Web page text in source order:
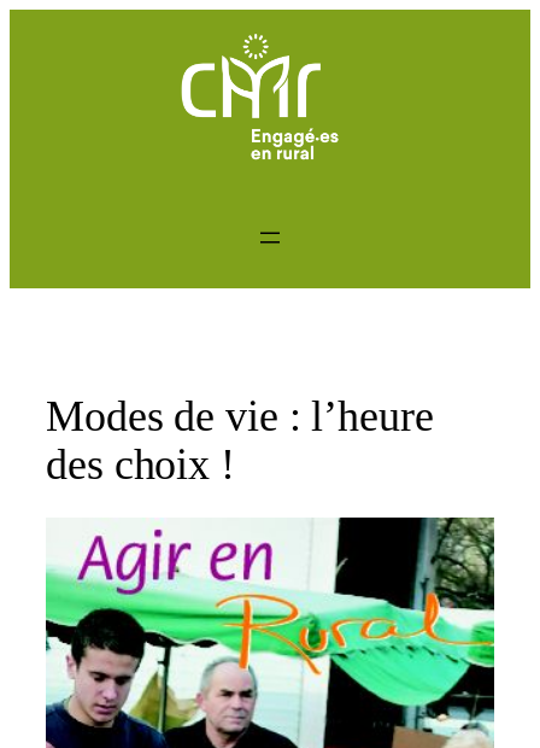
Modes de vie : l’heure
des choix !